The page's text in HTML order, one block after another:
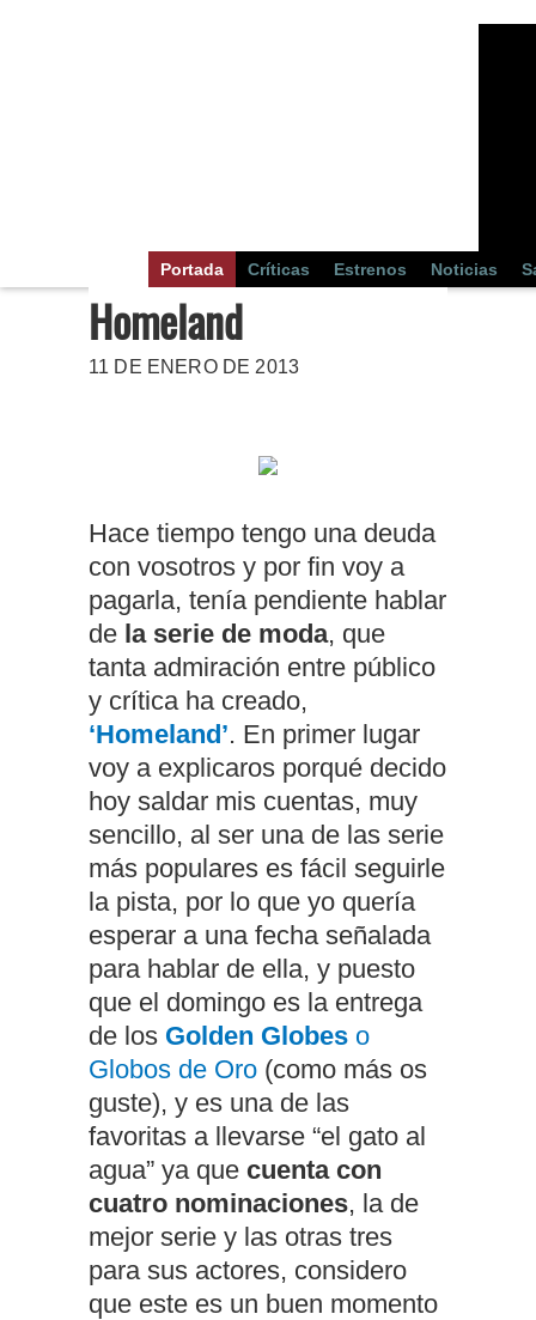
Portada Críticas Estrenos Noticias
Homeland
11 DE ENERO DE 2013
Hace tiempo tengo una deuda
con vosotros y por fin voy a
pagarla, tenía pendiente hablar
de la serie de moda, que
tanta admiración entre público
y crítica ha creado,
‘Homeland’. En primer lugar
voy a explicaros porqué decido
hoy saldar mis cuentas, muy
sencillo, al ser una de las serie
más populares es fácil seguirle
la pista, por lo que yo quería
esperar a una fecha señalada
para hablar de ella, y puesto
que el domingo es la entrega
de los Golden Globes o
Globos de Oro (como más os
guste), y es una de las
favoritas a llevarse “el gato al
agua” ya que cuenta con
cuatro nominaciones, la de
mejor serie y las otras tres
para sus actores, considero
que este es un buen momento